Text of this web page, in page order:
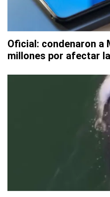
Oficial: condenaron a
millones por afectar